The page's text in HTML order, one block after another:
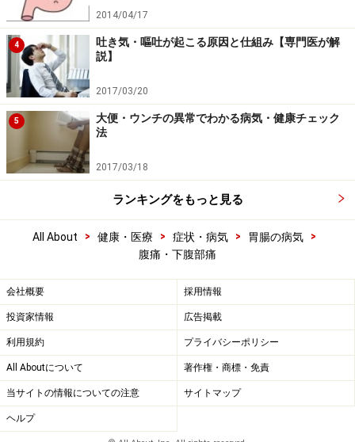
2014/04/17
4
吐き気・嘔吐が起こる原因と仕組み【専門医が解
説】
2017/03/20
5
大便・ウンチの異常でわかる病気・健康チェック
法
2017/03/18
ランキングをもっと見る
All About > 健康・医療 > 症状・病気 > 胃腸の病気
>
腹痛・下腹部痛
会社概要 採用情報
投資家情報 広告掲載
利用規約 プライバシーポリシー
All Aboutについて 著作権・商標・免責
当サイトの情報についての注意 サイトマップ
ヘルプ